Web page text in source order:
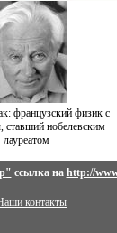
французский физик с
нобелевским
лауреатом
ссылка на http://
контакты